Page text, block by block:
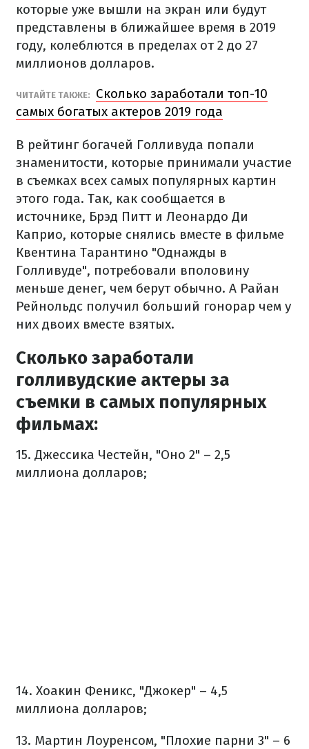
которые уже вышли на экран или будут
представлены в ближайшее время в 2019
году, колеблются в пределах от 2 до 27
миллионов долларов.
ЧИТАЙТЕ ТАКЖЕ:
Сколько заработали топ-10
самых богатых актеров 2019 года
В рейтинг богачей Голливуда попали
знаменитости, которые принимали участие
в съемках всех самых популярных картин
этого года. Так, как сообщается в
источнике, Брэд Питт и Леонардо Ди
Каприо, которые снялись вместе в фильме
Квентина Тарантино "Однажды в
Голливуде", потребовали вполовину
меньше денег, чем берут обычно. А Райан
Рейнольдс получил больший гонорар чем у
них двоих вместе взятых.
Сколько заработали
голливудские актеры за
съемки в самых популярных
фильмах:
15. Джессика Честейн, "Оно 2" – 2,5
миллиона долларов;
14. Хоакин Феникс, "Джокер" – 4,5
миллиона долларов;
13. Мартин Лоуренсом, "Плохие парни 3" – 6